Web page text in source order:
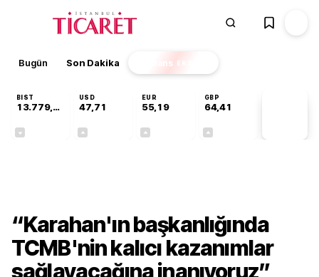
Bugün Son Dakika Finans EKSTRA
BIST
13.779,39
USD
47,71
EUR
55,19
GBP
64,41
“Karahan'ın başkanlığında
TCMB'nin kalıcı kazanımlar
sağlayacağına inanıyoruz”